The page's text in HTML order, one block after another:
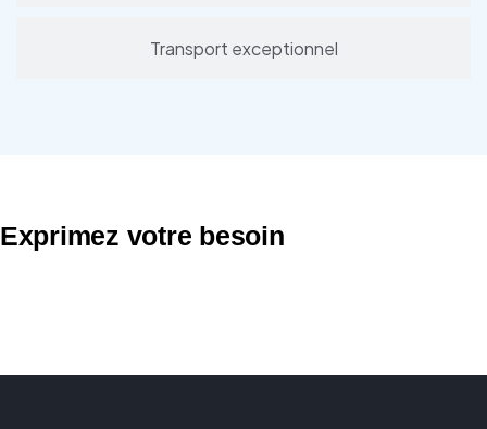
Transport exceptionnel
Exprimez votre besoin